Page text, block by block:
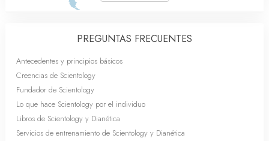
PREGUNTAS FRECUENTES
Antecedentes y principios básicos
Creencias de Scientology
Fundador de Scientology
Lo que hace Scientology por el individuo
Libros de Scientology y Dianética
Servicios de entrenamiento de Scientology y Dianética